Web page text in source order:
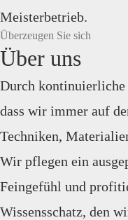
Meisterbetrieb.
Überzeugen Sie sich
Über uns
Durch
dass wir immer auf
Techniken,
Wir pflegen ein
Feingefühl und
Wissensschatz, den